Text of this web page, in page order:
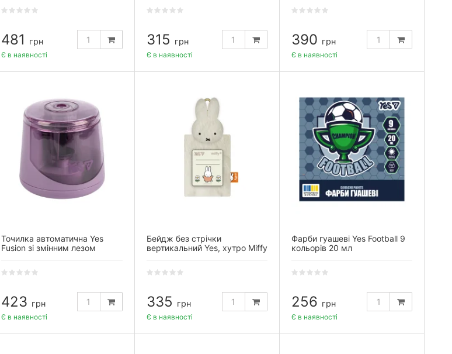
481 грн
Є в наявності
315 грн
Є в наявності
390 грн
Є в наявності
Точилка автоматична Yes
Fusion зі змінним лезом
423 грн
Є в наявності
Бейдж без стрічки
вертикальний Yes, хутро Miffy
335 грн
Є в наявності
Фарби гуашеві Yes Football 9
кольорів 20 мл
256 грн
Є в наявності